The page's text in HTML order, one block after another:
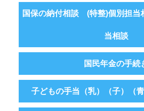
国保の納付相談 (特整)個別担
当相談
国民年金の手続
子どもの手当（乳）（子）（